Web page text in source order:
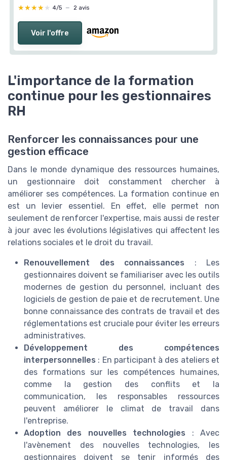
★★★★★
★★★★★ 4/5 — 2 avis
Voir l'offre
L'importance de la formation
continue pour les gestionnaires
RH
Renforcer les connaissances pour une
gestion efficace
Dans le monde dynamique des ressources humaines,
un gestionnaire doit constamment chercher à
améliorer ses compétences. La formation continue en
est un levier essentiel. En effet, elle permet non
seulement de renforcer l'expertise, mais aussi de rester
à jour avec les évolutions législatives qui affectent les
relations sociales et le droit du travail.
Renouvellement des connaissances : Les
gestionnaires doivent se familiariser avec les outils
modernes de gestion du personnel, incluant des
logiciels de gestion de paie et de recrutement. Une
bonne connaissance des contrats de travail et des
réglementations est cruciale pour éviter les erreurs
administratives.
Développement des compétences
interpersonnelles : En participant à des ateliers et
des formations sur les compétences humaines,
comme la gestion des conflits et la
communication, les responsables ressources
peuvent améliorer le climat de travail dans
l'entreprise.
Adoption des nouvelles technologies : Avec
l'avènement des nouvelles technologies, les
gestionnaires doivent se tenir informés des